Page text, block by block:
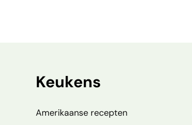
Keukens
Amerikaanse recepten